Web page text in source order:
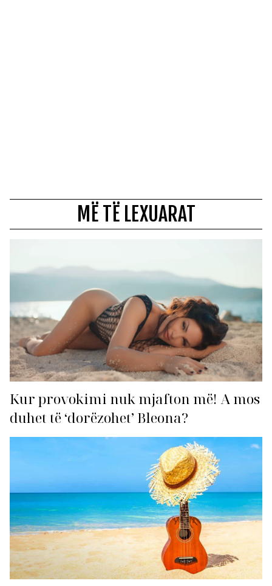
MË TË LEXUARAT
Kur provokimi nuk mjafton më! A mos
duhet të ‘dorëzohet’ Bleona?